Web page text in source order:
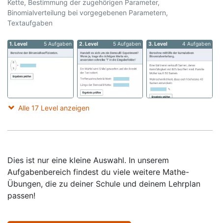
Kette, Bestimmung der zugehörigen Parameter,
Binomialverteilung bei vorgegebenen Parametern,
Textaufgaben
1. Level 5 Aufgaben 2. Level 5 Aufgaben 3. Level 4 Aufgaben
Alle 17 Level anzeigen
Dies ist nur eine kleine Auswahl. In unserem
Aufgabenbereich findest du viele weitere Mathe-
Übungen, die zu deiner Schule und deinem Lehrplan
passen!